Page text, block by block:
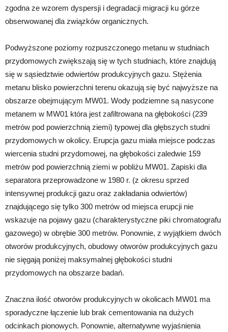
zgodna ze wzorem dyspersji i degradacji migracji ku górze
obserwowanej dla związków organicznych.
Podwyższone poziomy rozpuszczonego metanu w studniach
przydomowych zwiększają się w tych studniach, które znajdują
się w sąsiedztwie odwiertów produkcyjnych gazu. Stężenia
metanu blisko powierzchni terenu okazują się być najwyższe na
obszarze obejmującym MW01. Wody podziemne są nasycone
metanem w MW01 która jest zafiltrowana na głębokości (239
metrów pod powierzchnią ziemi) typowej dla głębszych studni
przydomowych w okolicy. Erupcja gazu miała miejsce podczas
wiercenia studni przydomowej, na głębokości zaledwie 159
metrów pod powierzchnią ziemi w pobliżu MW01. Zapiski dla
separatora przeprowadzone w 1980 r. (z okresu sprzed
intensywnej produkcji gazu oraz zakładania odwiertów)
znajdującego się tylko 300 metrów od miejsca erupcji nie
wskazuje na pojawy gazu (charakterystyczne piki chromatografu
gazowego) w obrębie 300 metrów. Ponownie, z wyjątkiem dwóch
otworów produkcyjnych, obudowy otworów produkcyjnych gazu
nie sięgają poniżej maksymalnej głębokości studni
przydomowych na obszarze badań.
Znaczna ilość otworów produkcyjnych w okolicach MW01 ma
sporadyczne łączenie lub brak cementowania na dużych
odcinkach pionowych. Ponownie, alternatywne wyjaśnienia